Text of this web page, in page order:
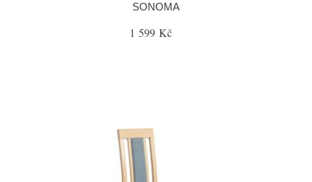
SONOMA
1 599 Kč